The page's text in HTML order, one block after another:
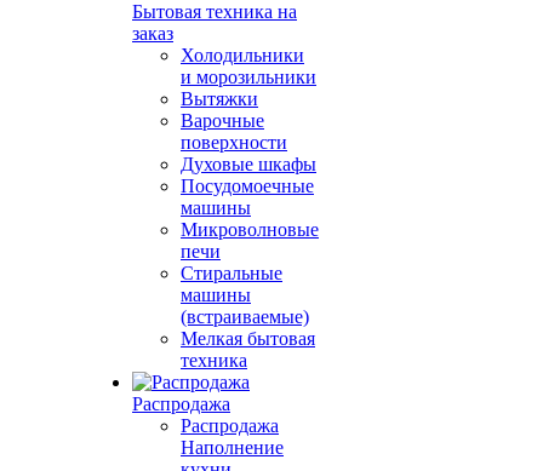
Бытовая техника на
заказ
Холодильники
и морозильники
Вытяжки
Варочные
поверхности
Духовые шкафы
Посудомоечные
машины
Микроволновые
печи
Стиральные
машины
(встраиваемые)
Мелкая бытовая
техника
Распродажа
Распродажа
Наполнение